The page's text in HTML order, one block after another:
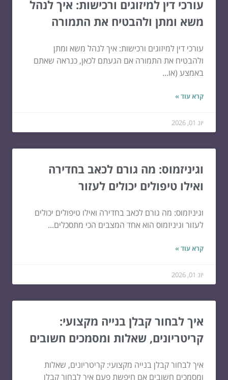
עורכי דין למיזוגים ורכישות: איך לנהל
משא ומתן ולהבטיח את התמורה
עורכי דין למיזוגים ורכישות: איך לנהל משא ומתן
ולהבטיח את התמורה אם הגעתם לכאן, כנראה שאתם
באמצע (או...
קרא עוד »
יונ 01, 2026
וגיניזמוס: מה גורם לכאב בחדירה
ואילו טיפולים יכולים לעזור
וגיניזמוס: מה גורם לכאב בחדירה ואילו טיפולים יכולים
לעזור וגיניזמוס הוא אחד המצבים הכי מתסכלים...
קרא עוד »
יונ 01, 2026
איך לבחור קבלן בנייה מקצועי:
קריטריונים, שאלות ומסמכים חשובים
איך לבחור קבלן בנייה מקצועי: קריטריונים, שאלות
ומסמכים חשובים אם חיפשת פעם איך לבחור קבלן